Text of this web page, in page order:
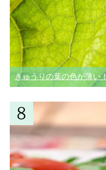
きゅうりの葉の色が薄い